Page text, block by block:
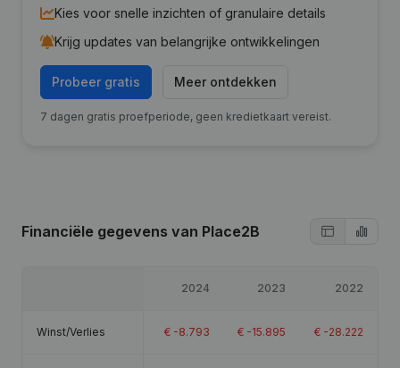
Kies voor snelle inzichten of granulaire details
Krijg updates van belangrijke ontwikkelingen
Probeer gratis Meer ontdekken
7 dagen gratis proefperiode, geen kredietkaart vereist.
Financiële gegevens van Place2B
2024 2023 2022
Winst/Verlies € -8.793 € -15.895 € -28.222